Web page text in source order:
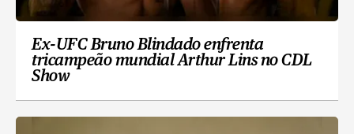
Ex-UFC Bruno Blindado enfrenta
tricampeão mundial Arthur Lins no CDL
Show